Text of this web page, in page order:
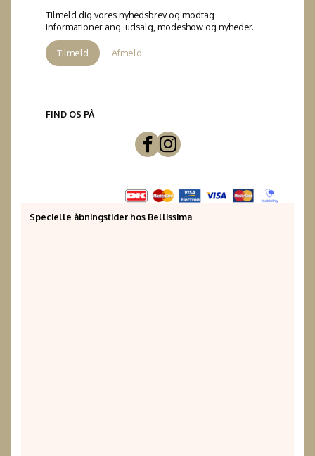
Tilmeld dig vores nyhedsbrev og modtag
informationer ang. udsalg, modeshow og nyheder.
Tilmeld Afmeld
FIND OS PÅ
Specielle åbningstider hos Bellissima